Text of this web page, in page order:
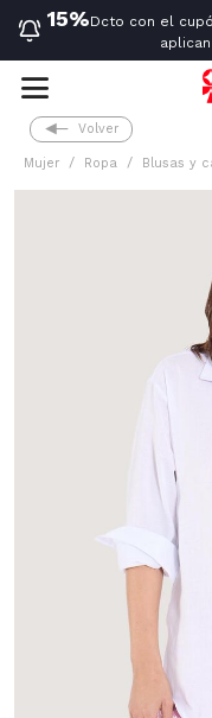
15%Dcto con el
aplican
Volver
Mujer Ropa Blusas y